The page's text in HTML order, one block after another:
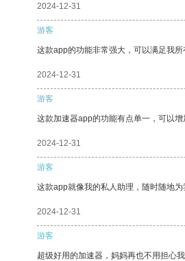
2024-12-31
游客
这款app的功能非常强大，可以满足我
2024-12-31
游客
这款加速器app的功能有点单一，可以
2024-12-31
游客
这款app就像我的私人助理，随时随地
2024-12-31
游客
超级好用的加速器，妈妈再也不用担心我